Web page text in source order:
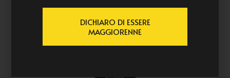
DICHIARO DI ESSERE
MAGGIORENNE